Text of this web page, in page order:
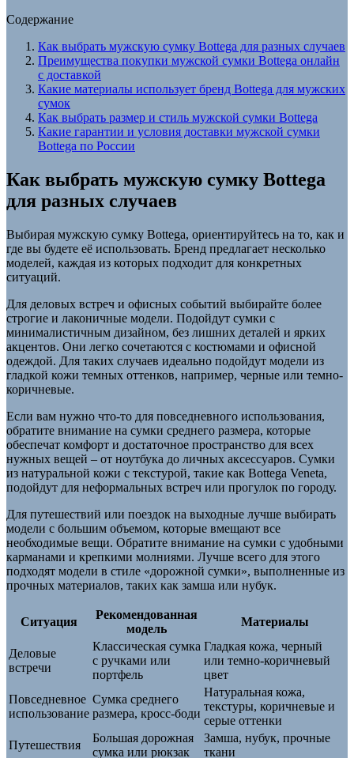
Содержание
Как выбрать мужскую сумку Bottega для разных случаев
Преимущества покупки мужской сумки Bottega онлайн
с доставкой
Какие материалы использует бренд Bottega для мужских
сумок
Как выбрать размер и стиль мужской сумки Bottega
Какие гарантии и условия доставки мужской сумки
Bottega по России
Как выбрать мужскую сумку Bottega
для разных случаев
Выбирая мужскую сумку Bottega, ориентируйтесь на то, как и
где вы будете её использовать. Бренд предлагает несколько
моделей, каждая из которых подходит для конкретных
ситуаций.
Для деловых встреч и офисных событий выбирайте более
строгие и лаконичные модели. Подойдут сумки с
минималистичным дизайном, без лишних деталей и ярких
акцентов. Они легко сочетаются с костюмами и офисной
одеждой. Для таких случаев идеально подойдут модели из
гладкой кожи темных оттенков, например, черные или темно-
коричневые.
Если вам нужно что-то для повседневного использования,
обратите внимание на сумки среднего размера, которые
обеспечат комфорт и достаточное пространство для всех
нужных вещей – от ноутбука до личных аксессуаров. Сумки
из натуральной кожи с текстурой, такие как Bottega Veneta,
подойдут для неформальных встреч или прогулок по городу.
Для путешествий или поездок на выходные лучше выбирать
модели с большим объемом, которые вмещают все
необходимые вещи. Обратите внимание на сумки с удобными
карманами и крепкими молниями. Лучше всего для этого
подходят модели в стиле «дорожной сумки», выполненные из
прочных материалов, таких как замша или нубук.
Ситуация
Рекомендованная
модель
Материалы
Деловые
встречи
Классическая сумка
с ручками или
портфель
Гладкая кожа, черный
или темно-коричневый
цвет
Повседневное
использование
Сумка среднего
размера, кросс-боди
Натуральная кожа,
текстуры, коричневые и
серые оттенки
Путешествия
Большая дорожная
сумка или рюкзак
Замша, нубук, прочные
ткани